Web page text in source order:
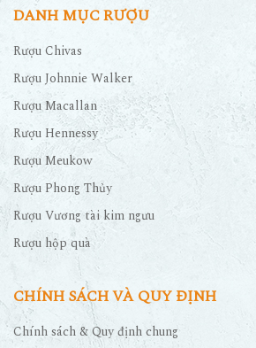
DANH MỤC RƯỢU
Rượu Chivas
Rượu Johnnie Walker
Rượu Macallan
Rượu Hennessy
Rượu Meukow
Rượu Phong Thủy
Rượu Vương tài kim ngưu
Rượu hộp quà
CHÍNH SÁCH VÀ QUY ĐỊNH
Chính sách & Quy định chung